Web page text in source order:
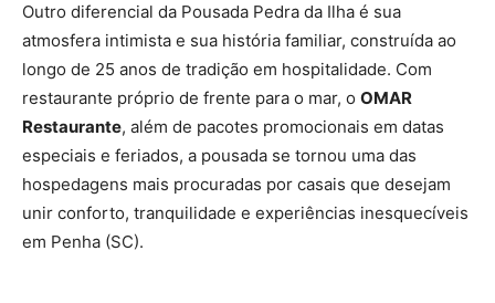
Outro diferencial da Pousada Pedra da Ilha é sua
atmosfera intimista e sua história familiar, construída ao
longo de 25 anos de tradição em hospitalidade. Com
restaurante próprio de frente para o mar, o OMAR
Restaurante, além de pacotes promocionais em datas
especiais e feriados, a pousada se tornou uma das
hospedagens mais procuradas por casais que desejam
unir conforto, tranquilidade e experiências inesquecíveis
em Penha (SC).